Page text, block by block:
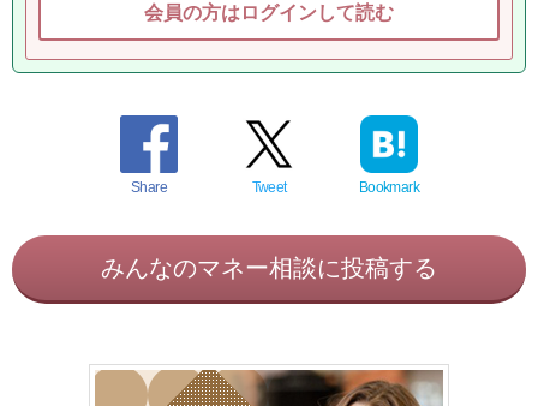
会員の方はログインして読む
Share Tweet Bookmark
みんなのマネー相談に投稿する